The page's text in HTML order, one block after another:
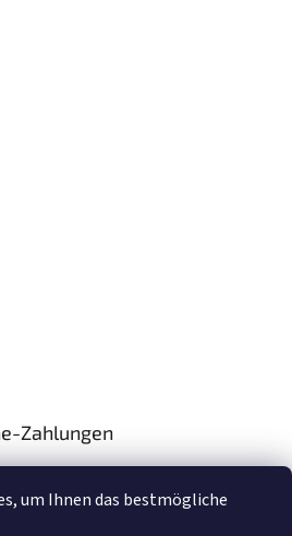
um Ihnen das bestmögliche
Zahlungen